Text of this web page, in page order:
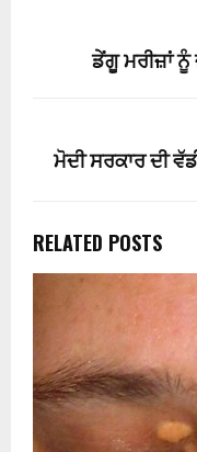
ਡੇਂਗੂ ਮਰੀਜ਼ਾਂ
ਮੋਦੀ ਸਰਕਾਰ ਦੀ
RELATED POSTS